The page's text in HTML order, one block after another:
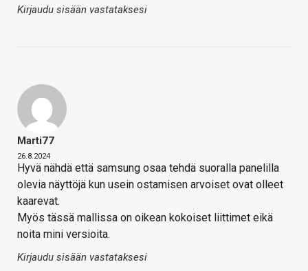
Kirjaudu sisään vastataksesi
Marti77
26.8.2024
Hyvä nähdä että samsung osaa tehdä suoralla panelilla
olevia näyttöjä kun usein ostamisen arvoiset ovat olleet
kaarevat.
Myös tässä mallissa on oikean kokoiset liittimet eikä
noita mini versioita.
Kirjaudu sisään vastataksesi